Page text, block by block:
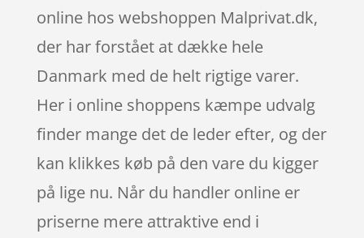
online hos webshoppen Malprivat.dk,
der har forstået at dække hele
Danmark med de helt rigtige varer.
Her i online shoppens kæmpe udvalg
finder mange det de leder efter, og der
kan klikkes køb på den vare du kigger
på lige nu. Når du handler online er
priserne mere attraktive end i